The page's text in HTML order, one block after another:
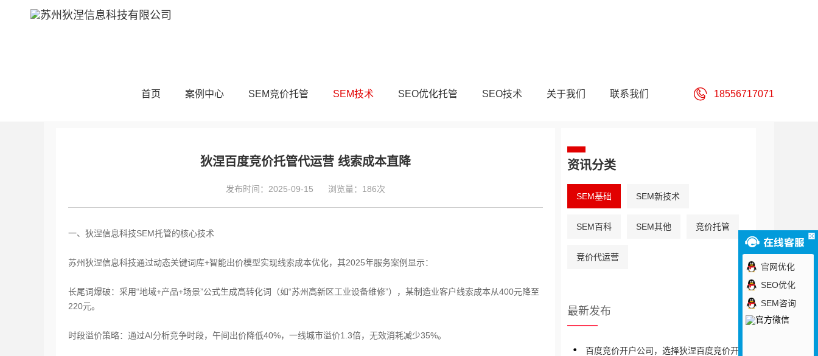
首页 案例中心 SEM竞价托管 SEM技术 SEO优化托管 SEO技术 关于我们 联系我们 18556717071
SEM技术 SEM基础
狄涅百度竞价托管代运营 线索成本直降
发布时间：2025-09-15 浏览量：186次
一、狄涅信息科技SEM托管的核心技术
苏州狄涅信息科技通过‌动态关键词库+智能出价模型‌实现线索成本优化，其2025年服务案例显示：
长尾词爆破‌：采用“地域+产品+场景”公式生成高转化词（如“苏州高新区工业设备维修”），某制造业客户线索成本从400元降至
220元‌。
时段溢价策略‌：通过AI分析竞争时段，午间出价降低40%，一线城市溢价1.3倍，无效消耗减少35%‌。
资讯分类
SEM基础 SEM新技术
SEM百科 SEM其他 竞价托管
竞价代运营
最新发布
百度竞价开户公司，选择狄涅百度竞价开户
官网优化
SEO优化
SEM咨询